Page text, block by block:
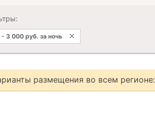
- 3 000 руб. за ночь
размещения во всем регионе: